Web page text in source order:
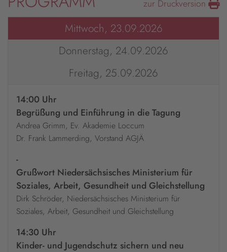
zur Druckversion
Mittwoch, 23.09.2026
Donnerstag, 24.09.2026
Freitag, 25.09.2026
14:00 Uhr
Begrüßung und Einführung in die Tagung
Andrea Grimm, Ev. Akademie Loccum
Dr. Frank Lammerding, Vorstand AGJÄ
-
Grußwort Niedersächsisches Ministerium für
Soziales, Arbeit, Gesundheit und Gleichstellung
Dirk Schröder, Niedersächsisches Ministerium für
Soziales, Arbeit, Gesundheit und Gleichstellung
14:30 Uhr
Kinder- und Jugendschutz sichern und neu